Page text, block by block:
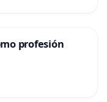
profesión